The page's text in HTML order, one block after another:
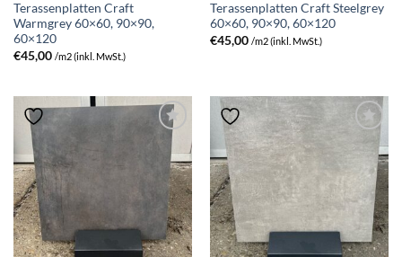
Terassenplatten Craft
Warmgrey 60×60, 90×90,
60×120
€45,00 /m2 (inkl. MwSt.)
Terassenplatten Craft Steelgrey
60×60, 90×90, 60×120
€45,00 /m2 (inkl. MwSt.)